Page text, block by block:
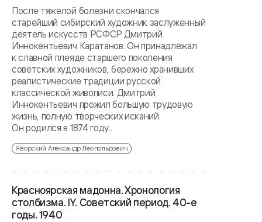
После тяжелой болезни скончался
старейший сибирский художник заслуженный
деятель искусств РСФСР Дмитрий
Иннокентьевич Каратанов. Он принадлежал
к славной плеяде старшего поколения
советских художников, бережно хранивших
реалистические традиции русской
классической живописи. Дмитрий
Иннокентьевич прожил большую трудовую
жизнь, полную творческих исканий.
Он родился в 1874 году...
Яворский Александр Леопольдович
Красноярская мадонна. Хронология
столбизма. IY. Советский период. 40-е
годы. 1940